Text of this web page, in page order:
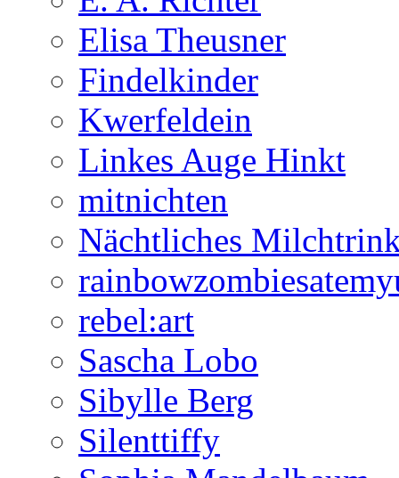
Elisa Theusner
Findelkinder
Kwerfeldein
Linkes Auge Hinkt
mitnichten
Nächtliches
rebel:art
Sascha Lobo
Sibylle Berg
Silenttiffy